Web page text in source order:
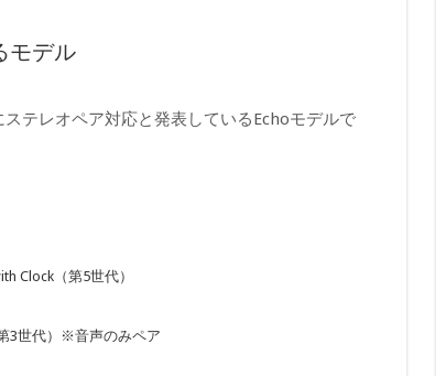
モデル
テレオペア対応と発表しているEchoモデルで
Clock（第5世代）
3世代）※音声のみペア